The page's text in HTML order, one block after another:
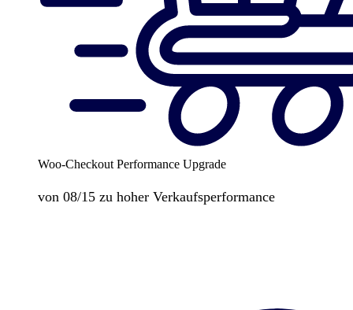
Woo-Checkout Performance Upgrade
von 08/15 zu hoher Verkaufsperformance